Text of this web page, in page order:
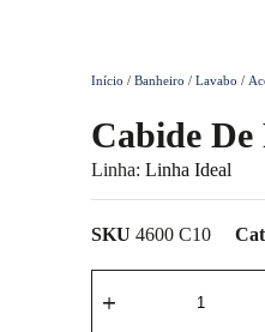
Início / Banheiro / Lavabo /
Cabide De
Linha: Linha Ideal
SKU 4600 C10